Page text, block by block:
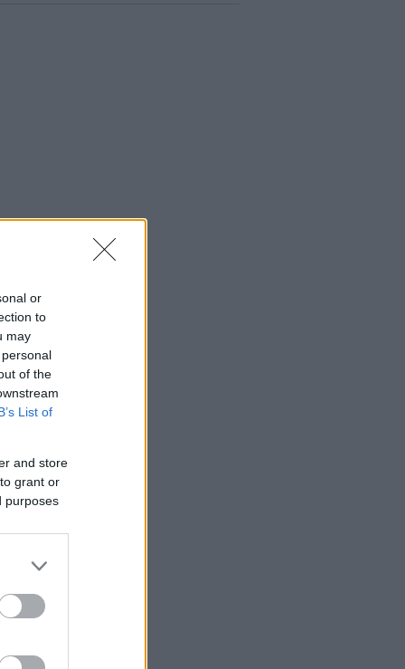
or
to
may
of the
List of
and store
grant or
purposes